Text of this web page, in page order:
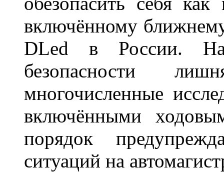
включённому
DLed в России.
безопасности
многочисленные
включёнными
порядок
ситуаций на